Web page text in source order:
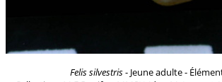
Felis silvestris- Jeune adulte -